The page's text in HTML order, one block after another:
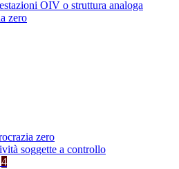
OIV o struttura analoga
zero
zero
soggette a controllo
4